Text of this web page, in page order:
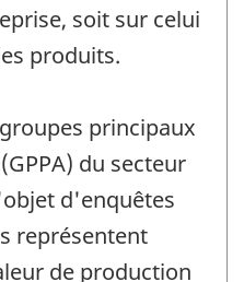
soit sur celui
produits.
principaux
du secteur
d'enquêtes
représentent
de production